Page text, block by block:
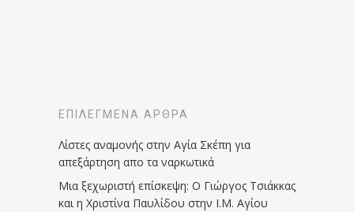
ΕΠΙΛΕΓΜΈΝΑ ΆΡΘΡΑ
Λίστες αναμονής στην Αγία Σκέπη για
απεξάρτηση απο τα ναρκωτικά
Μια ξεχωριστή επίσκεψη: Ο Γιώργος Τσιάκκας
και η Χριστίνα Παυλίδου στην Ι.Μ. Αγίου